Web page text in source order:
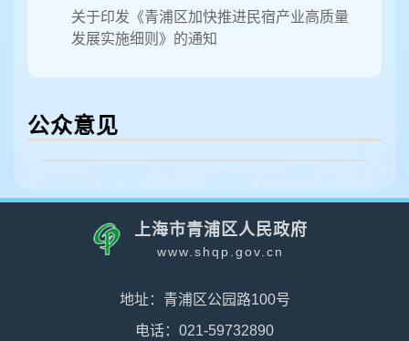
关于印发《青浦区加快推进民宿产业高质量
发展实施细则》的通知
公众意见
上海市青浦区人民政府
www.shqp.gov.cn
地址：青浦区公园路100号
电话：021-59732890